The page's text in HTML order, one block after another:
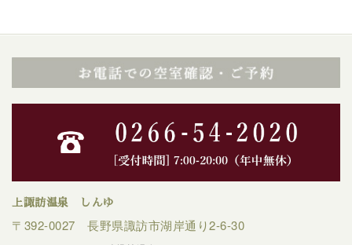
上諏訪温泉 しんゆ
〒392-0027 長野県諏訪市湖岸通り2-6-30